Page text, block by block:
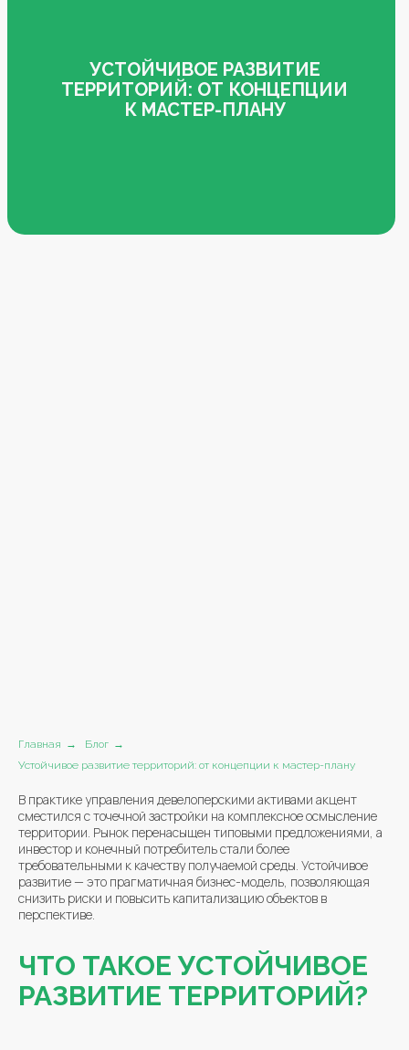
УСТОЙЧИВОЕ РАЗВИТИЕ
ТЕРРИТОРИЙ: ОТ КОНЦЕПЦИИ
К МАСТЕР-ПЛАНУ
Главная → Блог →
Устойчивое развитие территорий: от концепции к мастер-плану
В практике управления девелоперскими активами акцент
сместился с точечной застройки на комплексное осмысление
территории. Рынок перенасыщен типовыми предложениями, а
инвестор и конечный потребитель стали более
требовательными к качеству получаемой среды. Устойчивое
развитие — это прагматичная бизнес-модель, позволяющая
снизить риски и повысить капитализацию объектов в
перспективе.
ЧТО ТАКОЕ УСТОЙЧИВОЕ
РАЗВИТИЕ ТЕРРИТОРИЙ?